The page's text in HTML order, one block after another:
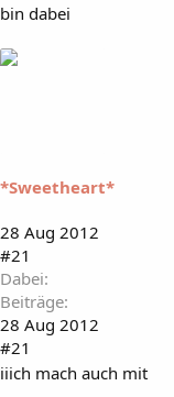
bin dabei
*Sweetheart*
28 Aug 2012
#21
Dabei
Beiträge
28 Aug 2012
#21
iiich mach auch mit